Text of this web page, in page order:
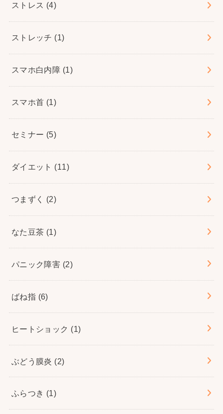
ストレス (4)
ストレッチ (1)
スマホ白内障 (1)
スマホ首 (1)
セミナー (5)
ダイエット (11)
つまずく (2)
なた豆茶 (1)
パニック障害 (2)
ばね指 (6)
ヒートショック (1)
ぶどう膜炎 (2)
ふらつき (1)